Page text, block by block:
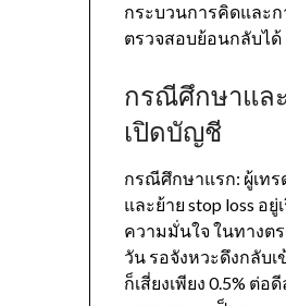
กระบวนการคิดและ
ตรวจสอบย้อนกลับได้
กรณีศึกษาแล
เปิดบัญชี
กรณีศึกษาแรก: ผู้เทร
และย้าย stop loss
ความมั่นใจ ในทางตร
วัน รอจังหวะดึงกลับเ
ก็เสี่ยงเพียง 0.5%